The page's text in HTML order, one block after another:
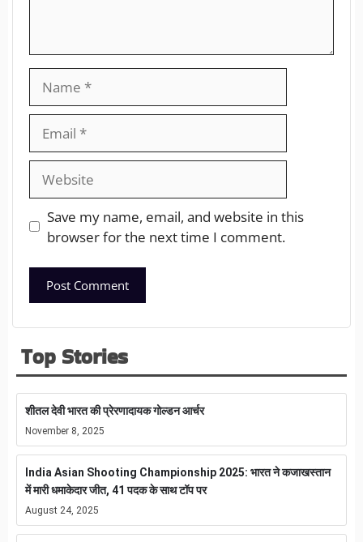
Save my name, email, and website in this
browser for the next time I comment.
Top Stories
शीतल देवी भारत की प्रेरणादायक गोल्डन आर्चर
November 8, 2025
India Asian Shooting Championship 2025: भारत ने कजाखस्तान
में मारी धमाकेदार जीत, 41 पदक के साथ टॉप पर
August 24, 2025